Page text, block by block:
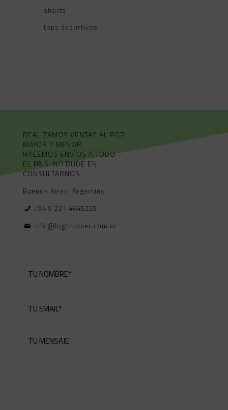
shorts
tops deportivos
REALIZAMOS VENTAS AL POR
MAYOR Y MENOR.
HACEMOS ENVÍOS A TODO
EL PAIS. NO DUDE EN
CONSULTARNOS.
Buenos Aires, Argentina
+54 9 221 4645225
info@highrunner.com.ar